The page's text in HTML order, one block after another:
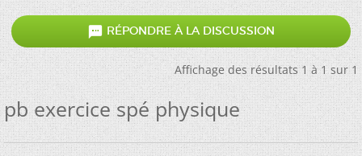
 RÉPONDRE À LA DISCUSSION
Affichage des résultats 1 à 1 sur 1
pb exercice spé physique